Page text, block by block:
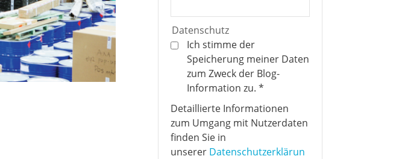
Datenschutz
Ich stimme der
Speicherung meiner Daten
zum Zweck der Blog-
Information zu. *
Detaillierte Informationen
zum Umgang mit Nutzerdaten
finden Sie in
unserer Datenschutzerklärun